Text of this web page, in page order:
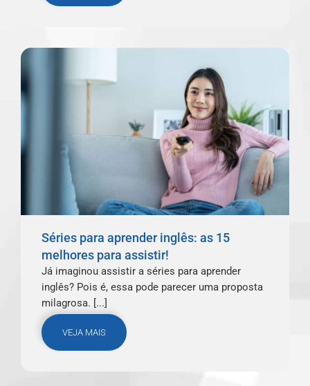
Séries para aprender inglês: as 15
melhores para assistir!
Já imaginou assistir a séries para aprender
inglês? Pois é, essa pode parecer uma proposta
milagrosa. [...]
VEJA MAIS